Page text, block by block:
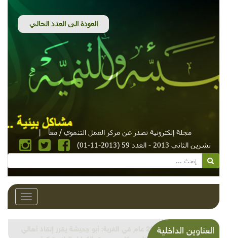
مجلة إلكترونية تصدر عن مركز العمل التنموي / معاً
|
تشرين الثاني 2013 - العدد 59 (2013-11-01)
Toggle
العناوين الداخليةقراءة في كتاب: دراسات نقدية في واقع التنمية في